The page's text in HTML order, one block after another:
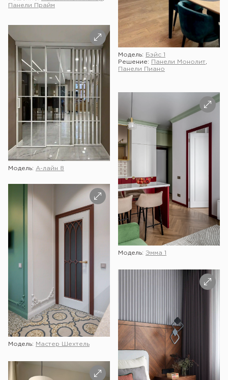
Панели Прайм
Модель:
Бэйс 1
Решение:
Панели Монолит
Панели Пиано
Модель: А-лайн 8
Модель: Эмма 1
Модель: Мастер Шехтель